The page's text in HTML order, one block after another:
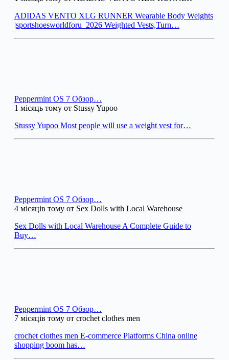
ADIDAS VENTO XLG RUNNER Wearable Body Weights
|sportshoesworldforu_2026 Weighted Vests,Turn…
Peppermint OS 7 Обзор…
1 місяць тому от Stussy Yupoo
Stussy Yupoo Most people will use a weight vest for…
Peppermint OS 7 Обзор…
4 місяців тому от Sex Dolls with Local Warehouse
Sex Dolls with Local Warehouse A Complete Guide to
Buy…
Peppermint OS 7 Обзор…
7 місяців тому от crochet clothes men
crochet clothes men E-commerce Platforms China online
shopping boom has…